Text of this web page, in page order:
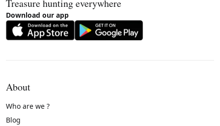
Treasure hunting everywhere
Download our app
About
Who are we ?
Blog